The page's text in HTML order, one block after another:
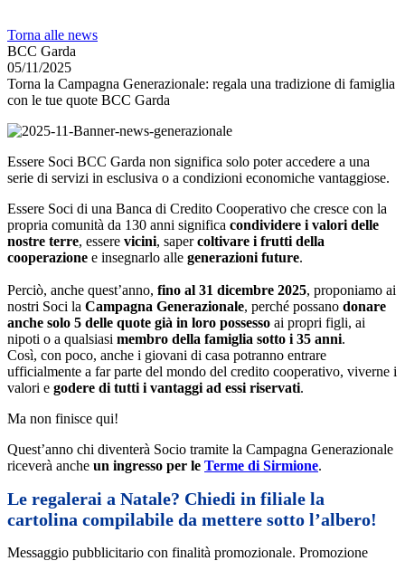
Torna alle news
BCC Garda
05/11/2025
Torna la Campagna Generazionale: regala una tradizione di famiglia
con le tue quote BCC Garda
Essere Soci BCC Garda non significa solo poter accedere a una
serie di servizi in esclusiva o a condizioni economiche vantaggiose.
Essere Soci di una Banca di Credito Cooperativo che cresce con la
propria comunità da 130 anni significa condividere i valori delle
nostre terre, essere vicini, sapercoltivare i frutti della
cooperazione e insegnarlo alle generazioni future.
Perciò, anche quest’anno, fino al 31 dicembre 2025, proponiamo ai
nostri Soci la Campagna Generazionale, perché possano donare
anche solo 5 delle quote già in loro possesso ai propri figli, ai
nipoti o a qualsiasi membro della famiglia sotto i 35 anni.
Così, con poco, anche i giovani di casa potranno entrare
ufficialmente a far parte del mondo del credito cooperativo, viverne i
valori e godere di tutti i vantaggi ad essi riservati.
Ma non finisce qui!
Quest’anno chi diventerà Socio tramite la Campagna Generazionale
riceverà anche un ingresso per le Terme di Sirmione.
Le regalerai a Natale? Chiedi in filiale la
cartolina compilabile da mettere sotto l’albero!
Messaggio pubblicitario con finalità promozionale. Promozione